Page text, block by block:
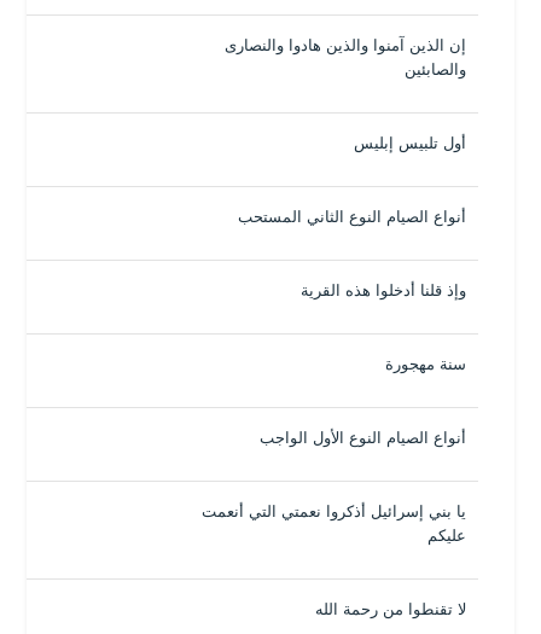
إن الذين آمنوا والذين هادوا والنصارى
والصابئين
أول تلبيس إبليس
أنواع الصيام النوع الثاني المستحب
وإذ قلنا أدخلوا هذه القرية
سنة مهجورة
أنواع الصيام النوع الأول الواجب
يا بني إسرائيل أذكروا نعمتي التي أنعمت
عليكم
لا تقنطوا من رحمة الله